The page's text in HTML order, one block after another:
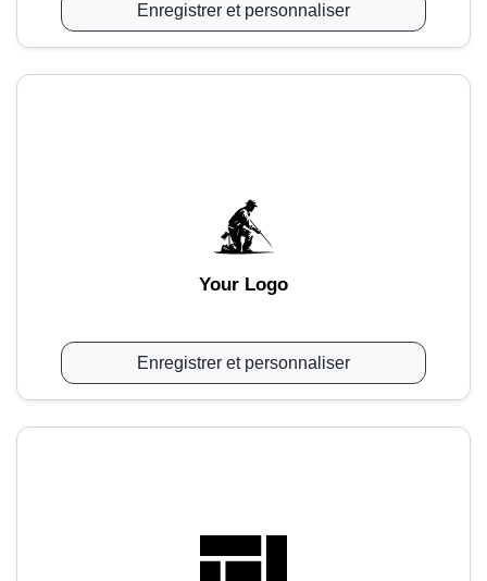
Enregistrer et personnaliser
Your Logo
Enregistrer et personnaliser